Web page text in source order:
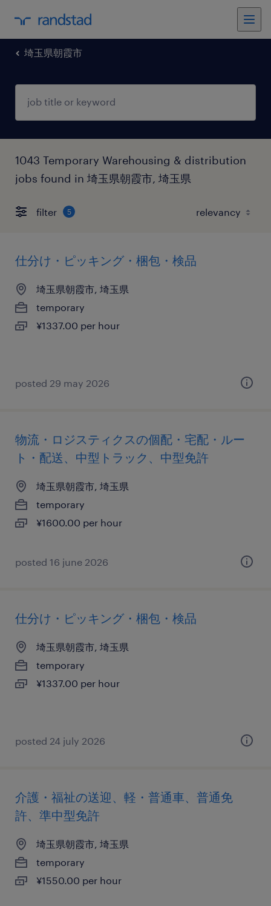
埼玉県朝霞市
1043 Temporary Warehousing & distribution
jobs found in 埼玉県朝霞市, 埼玉県
filter 5
仕分け・ピッキング・梱包・検品
埼玉県朝霞市, 埼玉県
temporary
¥1337.00 per hour
posted 29 may 2026
物流・ロジスティクスの個配・宅配・ルー
ト・配送、中型トラック、中型免許
埼玉県朝霞市, 埼玉県
temporary
¥1600.00 per hour
posted 16 june 2026
仕分け・ピッキング・梱包・検品
埼玉県朝霞市, 埼玉県
temporary
¥1337.00 per hour
posted 24 july 2026
介護・福祉の送迎、軽・普通車、普通免
許、準中型免許
埼玉県朝霞市, 埼玉県
temporary
¥1550.00 per hour